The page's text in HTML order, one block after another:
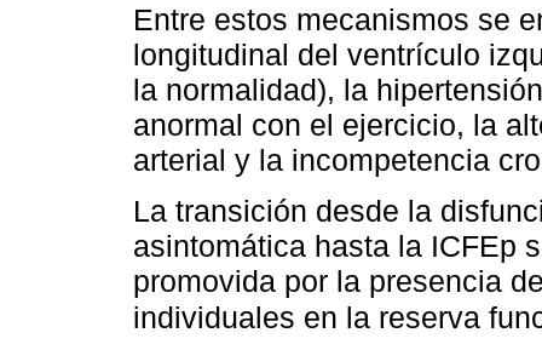
Entre estos mecanismos se
longitudinal del ventrículo
la normalidad), la
anormal con el ejercicio, la
arterial y la incompetencia
La transición desde la
asintomática hasta la ICFEp
promovida por la presencia
individuales en la reserva